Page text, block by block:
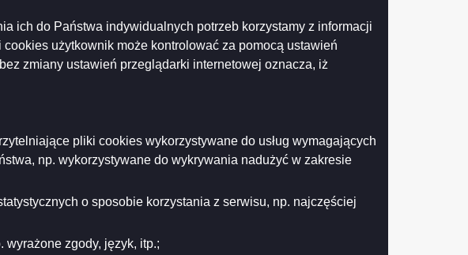
ich do Państwa indywidualnych potrzeb korzystamy z informacji
użytkownik może kontrolować za pomocą ustawień
zmiany ustawień przeglądarki internetowej oznacza, iż
pliki cookies wykorzystywane do usług wymagających
np. wykorzystywane do wykrywania nadużyć w zakresie
o sposobie korzystania z serwisu, np. najczęściej
zgody, język, itp.;
Sprawy
Społeczne
podinspektor
zastępstwo.pdf
Drukuj do PDF
Drukuj